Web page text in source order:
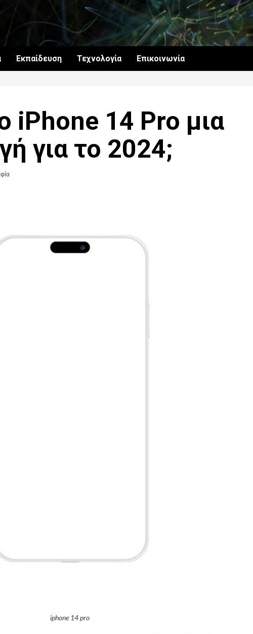
Εκπαίδευση Τεχνολογία Επικοινωνία
iPhone 14 Pro μια
για το 2024;
iphone 14 pro